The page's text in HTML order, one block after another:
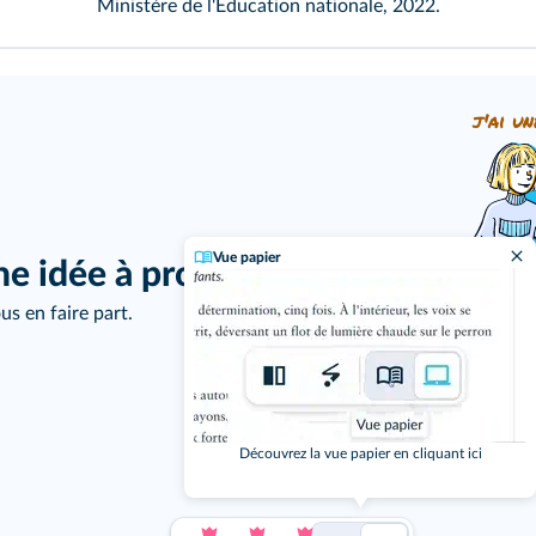
Vue papier
Découvrez la vue papier en cliquant ici
Ministère de l'Éducation nationale, 2022.
idée à proposer ?
en faire part.
j'ai